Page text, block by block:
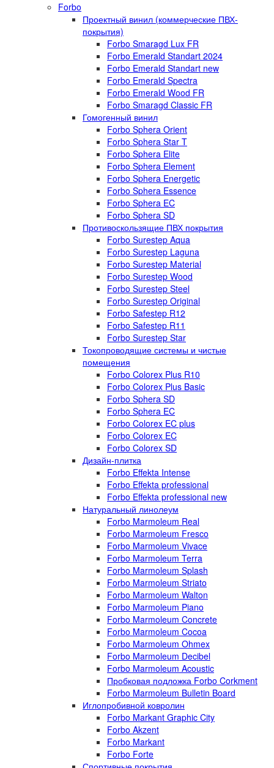
Forbo
Проектный винил (коммерческие ПВХ-
покрытия)
Forbo Smaragd Lux FR
Forbo Emerald Standart 2024
Forbo Emerald Standart new
Forbo Emerald Spectra
Forbo Emerald Wood FR
Forbo Smaragd Classic FR
Гомогенный винил
Forbo Sphera Orient
Forbo Sphera Star T
Forbo Sphera Elite
Forbo Sphera Element
Forbo Sphera Energetic
Forbo Sphera Essence
Forbo Sphera EC
Forbo Sphera SD
Противоскользящие ПВХ покрытия
Forbo Surestep Aqua
Forbo Surestep Laguna
Forbo Surestep Material
Forbo Surestep Wood
Forbo Surestep Steel
Forbo Surestep Original
Forbo Safestep R12
Forbo Safestep R11
Forbo Surestep Star
Токопроводящие системы и чистые
помещения
Forbo Colorex Plus R10
Forbo Colorex Plus Basic
Forbo Sphera SD
Forbo Sphera EC
Forbo Colorex EC plus
Forbo Colorex EC
Forbo Colorex SD
Дизайн-плитка
Forbo Effekta Intense
Forbo Effekta professional
Forbo Effekta professional new
Натуральный линолеум
Forbo Marmoleum Real
Forbo Marmoleum Fresco
Forbo Marmoleum Vivace
Forbo Marmoleum Terra
Forbo Marmoleum Splash
Forbo Marmoleum Striato
Forbo Marmoleum Walton
Forbo Marmoleum Piano
Forbo Marmoleum Concrete
Forbo Marmoleum Cocoa
Forbo Marmoleum Ohmex
Forbo Marmoleum Decibel
Forbo Marmoleum Acoustic
Пробковая подложка Forbo Corkment
Forbo Marmoleum Bulletin Board
Иглопробивной ковролин
Forbo Markant Graphic City
Forbo Akzent
Forbo Markant
Forbo Forte